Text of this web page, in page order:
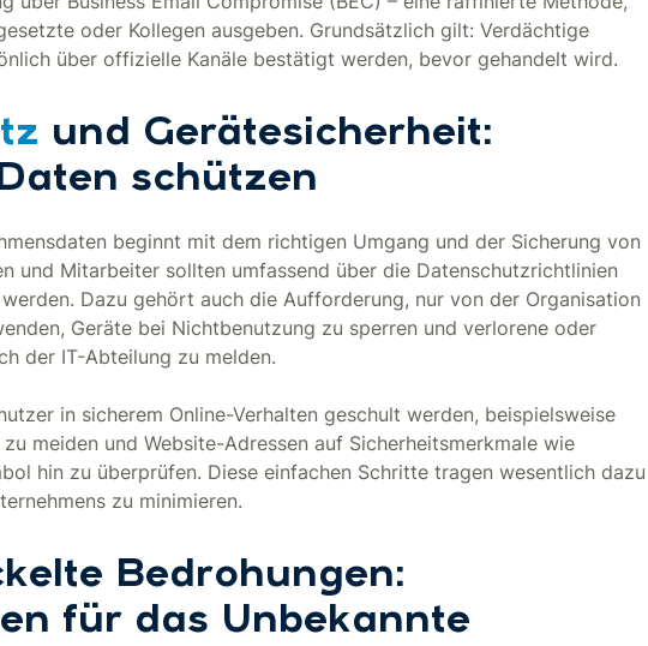
oder Kollegen ausgeben. Grundsätzlich gilt: Verdächtige
über offizielle Kanäle bestätigt werden, bevor gehandelt wird.
und Gerätesicherheit:
schützen
beginnt mit dem richtigen Umgang und der Sicherung von
und Mitarbeiter sollten umfassend über die Datenschutzrichtlinien
Dazu gehört auch die Aufforderung, nur von der Organisation
Geräte bei Nichtbenutzung zu sperren und verlorene oder
der IT-Abteilung zu melden.
in sicherem Online-Verhalten geschult werden, beispielsweise
meiden und Website-Adressen auf Sicherheitsmerkmale wie
hin zu überprüfen. Diese einfachen Schritte tragen wesentlich dazu
zu minimieren.
Bedrohungen:
für das Unbekannte